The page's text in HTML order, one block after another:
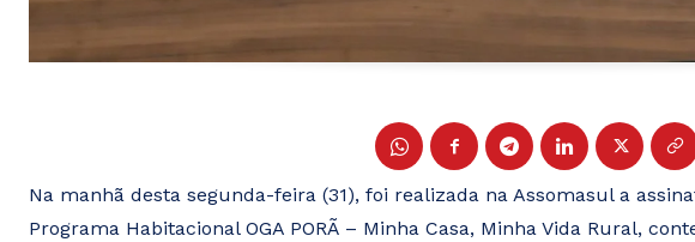
Na manhã desta segunda-feira (31), foi realizada na Assomasul a
Programa Habitacional OGA PORÃ – Minha Casa, Minha Vida Rural,